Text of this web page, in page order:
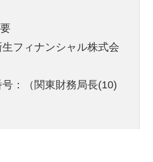
フィナンシャル株式会
：（関東財務局長(10)